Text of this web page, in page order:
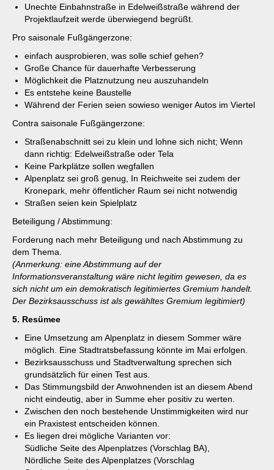
Unechte Einbahnstraße in Edelweißstraße während der
Projektlaufzeit werde überwiegend begrüßt.
Pro saisonale Fußgängerzone:
einfach ausprobieren, was solle schief gehen?
Große Chance für dauerhafte Verbesserung
Möglichkeit die Platznutzung neu auszuhandeln
Es entstehe keine Baustelle
Während der Ferien seien sowieso weniger Autos im Viertel
Contra saisonale Fußgängerzone:
Straßenabschnitt sei zu klein und lohne sich nicht; Wenn
dann richtig: Edelweißstraße oder Tela
Keine Parkplätze sollen wegfallen
Alpenplatz sei groß genug, In Reichweite sei zudem der
Kronepark, mehr öffentlicher Raum sei nicht notwendig
Straßen seien kein Spielplatz
Beteiligung / Abstimmung:
Forderung nach mehr Beteiligung und nach Abstimmung zu
dem Thema.
(Anmerkung: eine Abstimmung auf der
Informationsveranstaltung wäre nicht legitim gewesen, da es
sich nicht um ein demokratisch legitimiertes Gremium handelt.
Der Bezirksausschuss ist als gewähltes Gremium legitimiert)
5. Resümee
Eine Umsetzung am Alpenplatz in diesem Sommer wäre
möglich. Eine Stadtratsbefassung könnte im Mai erfolgen.
Bezirksausschuss und Stadtverwaltung sprechen sich
grundsätzlich für einen Test aus.
Das Stimmungsbild der Anwohnenden ist an diesem Abend
nicht eindeutig, aber in Summe eher positiv zu werten.
Zwischen den noch bestehende Unstimmigkeiten wird nur
ein Praxistest entscheiden können.
Es liegen drei mögliche Varianten vor:
Südliche Seite des Alpenplatzes (Vorschlag BA),
Nördliche Seite des Alpenplatzes (Vorschlag